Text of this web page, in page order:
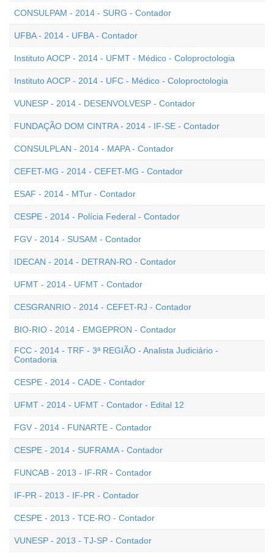
CONSULPAM - 2014 - SURG - Contador
UFBA - 2014 - UFBA - Contador
Instituto AOCP - 2014 - UFMT - Médico - Coloproctologia
Instituto AOCP - 2014 - UFC - Médico - Coloproctologia
VUNESP - 2014 - DESENVOLVESP - Contador
FUNDAÇÃO DOM CINTRA - 2014 - IF-SE - Contador
CONSULPLAN - 2014 - MAPA - Contador
CEFET-MG - 2014 - CEFET-MG - Contador
ESAF - 2014 - MTur - Contador
CESPE - 2014 - Polícia Federal - Contador
FGV - 2014 - SUSAM - Contador
IDECAN - 2014 - DETRAN-RO - Contador
UFMT - 2014 - UFMT - Contador
CESGRANRIO - 2014 - CEFET-RJ - Contador
BIO-RIO - 2014 - EMGEPRON - Contador
FCC - 2014 - TRF - 3ª REGIÃO - Analista Judiciário -
Contadoria
CESPE - 2014 - CADE - Contador
UFMT - 2014 - UFMT - Contador - Edital 12
FGV - 2014 - FUNARTE - Contador
CESPE - 2014 - SUFRAMA - Contador
FUNCAB - 2013 - IF-RR - Contador
IF-PR - 2013 - IF-PR - Contador
CESPE - 2013 - TCE-RO - Contador
VUNESP - 2013 - TJ-SP - Contador